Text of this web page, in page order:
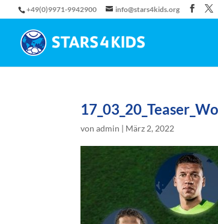
+49(0)9971-9942900 info@stars4kids.org
vonadmin | März 2, 2022